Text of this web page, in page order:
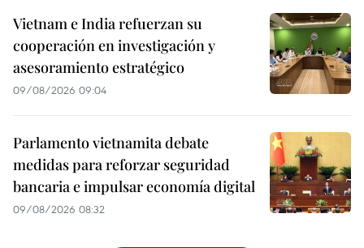
Vietnam e India refuerzan su
cooperación en investigación y
asesoramiento estratégico
09/08/2026 09:04
Parlamento vietnamita debate
medidas para reforzar seguridad
bancaria e impulsar economía digital
09/08/2026 08:32